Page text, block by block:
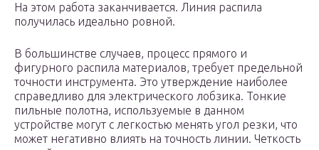
На этом работа заканчивается. Линия распила
получилась идеально ровной.
В большинстве случаев, процесс прямого и
фигурного распила материалов, требует предельной
точности инструмента. Это утверждение наиболее
справедливо для электрического лобзика. Тонкие
пильные полотна, используемые в данном
устройстве могут с легкостью менять угол резки, что
может негативно влиять на точность линии. Четкость